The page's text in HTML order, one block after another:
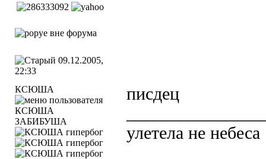
09.12.2005,
22:33
КСЮША
ЗАБИБУША
писдец
улетела не небеса